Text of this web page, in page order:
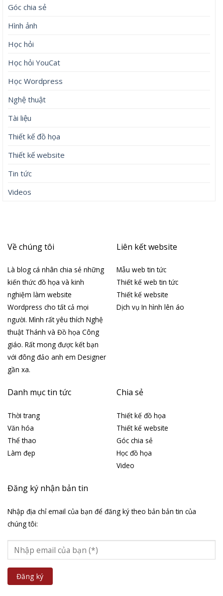
Góc chia sẻ
Hình ảnh
Học hỏi
Học hỏi YouCat
Học Wordpress
Nghệ thuật
Tài liệu
Thiết kế đồ họa
Thiết kế website
Tin tức
Videos
Về chúng tôi
Là blog cá nhân chia sẻ những
kiến thức đồ họa và kinh
nghiệm làm website
Wordpress cho tất cả mọi
người. Mình rất yêu thích Nghệ
thuật Thánh và Đồ họa Công
giáo. Rất mong được kết bạn
với đông đảo anh em Designer
gần xa.
Liên kết website
Mẫu web tin tức
Thiết kế web tin tức
Thiết kế website
Dịch vụ In hình lên áo
Danh mục tin tức
Thời trang
Văn hóa
Thể thao
Làm đẹp
Chia sẻ
Thiết kế đồ họa
Thiết kế website
Góc chia sẻ
Học đồ họa
Video
Đăng ký nhận bản tin
Nhập địa chỉ email của bạn để đăng ký theo bản bản tin của
chúng tôi: